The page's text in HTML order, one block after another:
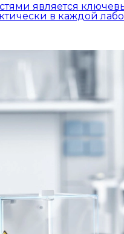
является
в каждой